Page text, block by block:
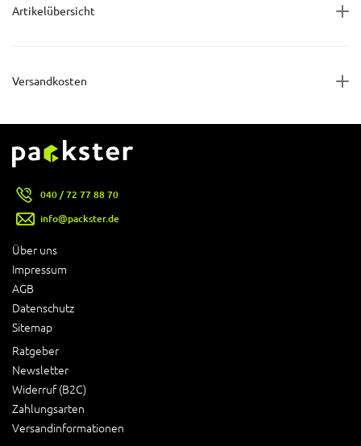
Artikelübersicht
Versandkosten
Über uns
Impressum
AGB
Datenschutz
Sitemap
Ratgeber
Newsletter
Widerruf (B2C)
Zahlungsarten
Versandinformationen
040 / 72 77 88 70
info@packster.de